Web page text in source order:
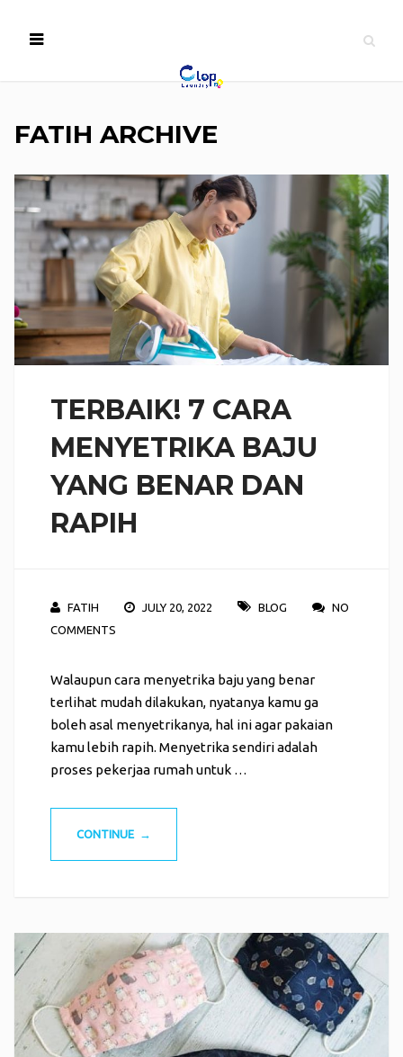
FATIH ARCHIVE
TERBAIK! 7 CARA
MENYETRIKA BAJU
YANG BENAR DAN
RAPIH
FATIH JULY 20, 2022 BLOG
NO
COMMENTS
Walaupun cara menyetrika baju yang benar
terlihat mudah dilakukan, nyatanya kamu ga
boleh asal menyetrikanya, hal ini agar pakaian
kamu lebih rapih. Menyetrika sendiri adalah
proses pekerjaa rumah untuk …
CONTINUE →